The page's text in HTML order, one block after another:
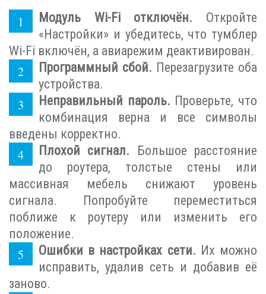
Модуль Wi-Fi отключён. Откройте
«Настройки» и убедитесь, что тумблер
Wi-Fi включён, а авиарежим деактивирован.
Программный сбой. Перезагрузите оба
устройства.
Неправильный пароль. Проверьте, что
комбинация верна и все символы
введены корректно.
Плохой сигнал. Большое расстояние
до роутера, толстые стены или
массивная мебель снижают уровень
сигнала. Попробуйте переместиться
поближе к роутеру или изменить его
положение.
Ошибки в настройках сети. Их можно
исправить, удалив сеть и добавив её
заново.